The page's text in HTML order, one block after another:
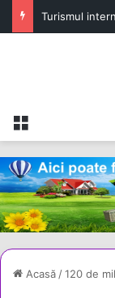
Meniu
Acasă/120 de